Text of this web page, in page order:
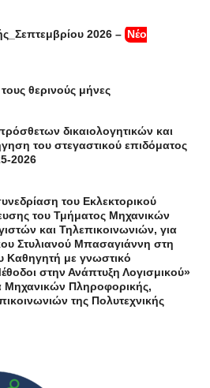
2026 – Νέο
θερινούς μήνες
δικαιολογητικών και
του στεγαστικού επιδόματος
2026
του Εκλεκτορικού
του Τμήματος Μηχανικών
και Τηλεπικοινωνιών, για
Στυλιανού Μπασαγιάννη στη
Καθηγητή με γνωστικό
στην Ανάπτυξη Λογισμικού»
Μηχανικών Πληροφορικής,
της Πολυτεχνικής